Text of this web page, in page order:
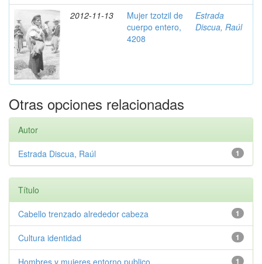
2012-11-13
Mujer tzotzil de
cuerpo entero,
4208
Estrada
Discua, Raúl
Otras opciones relacionadas
Autor
1
Estrada Discua, Raúl
Título
1
Cabello trenzado alrededor cabeza
1
Cultura identidad
1
Hombres y mujeres entorno publico...